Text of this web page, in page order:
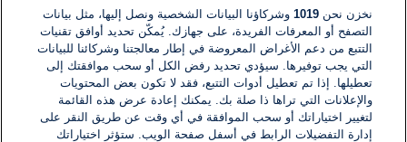
اكتب تعليقًا جديدًا ...
نخزن نحن1019 وشركاؤنا البيانات الشخصية ونصل إليها، مثل بيانات
التصفح أو المعرفات الفريدة، على جهازك. يُمكّن تحديد أوافق تقنيات
التتبع من دعم الأغراض المعروضة في إطار معالجتنا وشركائنا للبيانات
التي يجب توفيرها. سيؤدي تحديد رفض الكل أو سحب موافقتك إلى
تعطيلها. إذا تم تعطيل أدوات التتبع، فقد لا تكون بعض المحتويات
والإعلانات التي تراها ذا صلة بك. يمكنك إعادة عرض هذه القائمة
لتغيير اختياراتك أو سحب الموافقة في أي وقت عن طريق النقر على
إدارة التفضيلات الرابط في أسفل صفحة الويب. ستؤثر اختياراتك